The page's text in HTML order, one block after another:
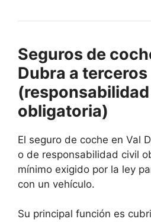
Seguros de
Dubra a terceros
obligatoria)
El seguro de coche en Val
o de responsabilidad civil
mínimo exigido por la ley
con un vehículo.
Su principal función es